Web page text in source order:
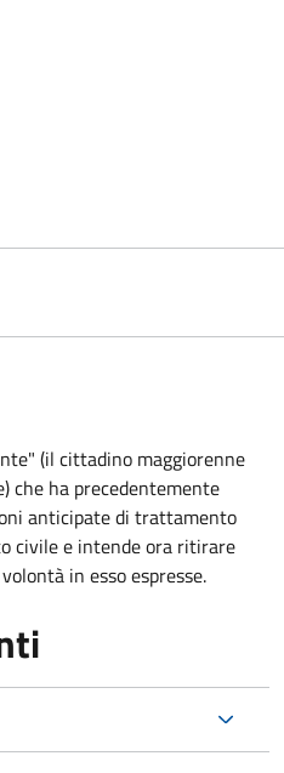
(il cittadino maggiorenne
che ha precedentemente
anticipate di trattamento
civile e intende ora ritirare
in esso espresse.